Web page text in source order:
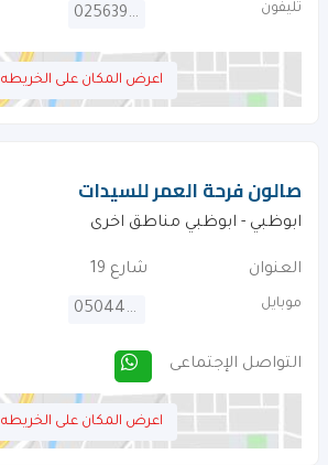
تليفون 025639560
اعرض المكان على الخريطه
صالون فرحة العمر للسيدات
ابوظبي - ابوظبي مناطق اخرى
العنوان شارع 19
موبايل 0504499011
التواصل الإجتماعى
اعرض المكان على الخريطه